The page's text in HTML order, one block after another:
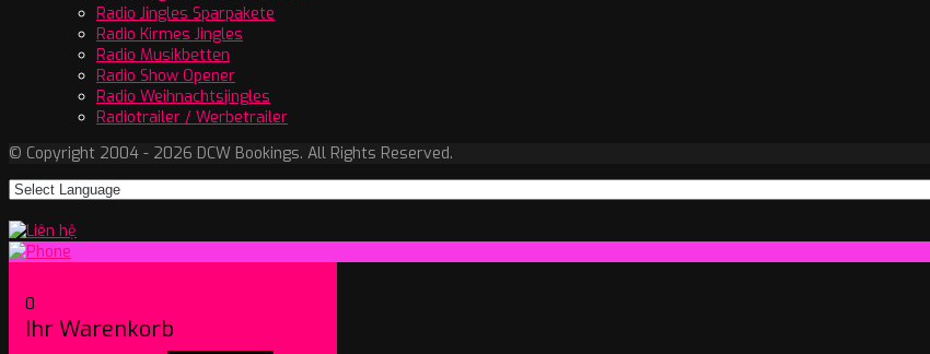
Radio Jingles Sparpakete
Radio Kirmes Jingles
Radio Musikbetten
Radio Show Opener
Radio Weihnachtsjingles
Radiotrailer / Werbetrailer
© Copyright 2004 - 2026 DCW Bookings. All Rights Reserved.
0
Ihr Warenkorb